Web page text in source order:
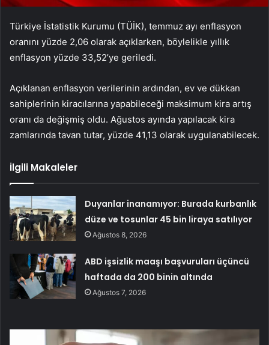
Türkiye İstatistik Kurumu (TÜİK), temmuz ayı enflasyon
oranını yüzde 2,06 olarak açıklarken, böylelikle yıllık
enflasyon yüzde 33,52’ye geriledi.
Açıklanan enflasyon verilerinin ardından, ev ve dükkan
sahiplerinin kiracılarına yapabileceği maksimum kira artış
oranı da değişmiş oldu. Ağustos ayında yapılacak kira
zamlarında tavan tutar, yüzde 41,13 olarak uygulanabilecek.
İlgili Makaleler
Duyanlar inanamıyor: Burada kurbanlık
düze ve tosunlar 45 bin liraya satılıyor
Ağustos 8, 2026
ABD işsizlik maaşı başvuruları üçüncü
haftada da 200 binin altında
Ağustos 7, 2026